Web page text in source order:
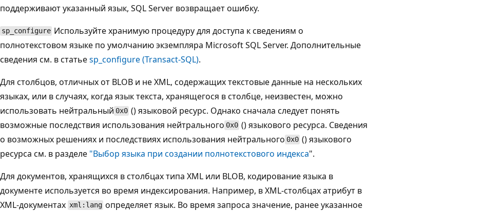
поддерживают указанный язык, SQL Server возвращает ошибку.
sp_configure Используйте хранимую процедуру для доступа к сведениям о
полнотекстовом языке по умолчанию экземпляра Microsoft SQL Server. Дополнительные
сведения см. в статьеsp_configure (Transact-SQL).
Для столбцов, отличных от BLOB и не XML, содержащих текстовые данные на нескольких
языках, или в случаях, когда язык текста, хранящегося в столбце, неизвестен, можно
использовать нейтральный 0x0 () языковой ресурс. Однако сначала следует понять
возможные последствия использования нейтрального 0x0 () языкового ресурса. Сведения
о возможных решениях и последствиях использования нейтрального 0x0 () языкового
ресурса см. в разделе "Выбор языка при создании полнотекстового индекса".
Для документов, хранящихся в столбцах типа XML или BLOB, кодирование языка в
документе используется во время индексирования. Например, в XML-столбцах атрибут в
XML-документах xml:lang определяет язык. Во время запроса значение, ранее указанное